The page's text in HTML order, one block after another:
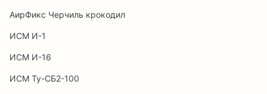
АирФикс Черчиль крокодил
ИСМ И-1
ИСМ И-16
ИСМ Ту-СБ2-100